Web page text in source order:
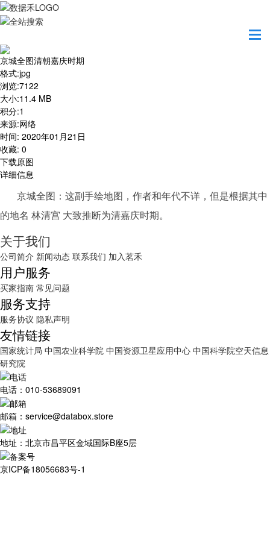
京城全图清朝嘉庆时期
格式:jpg
浏览:7122
大小:11.4 MB
积分:1
来源:网络
时间: 2020年01月21日
收藏: 0
下载原图
详细信息
京城全图：这副手绘地图，作者和年代不详，但是根据其中
的地名 林清宫 大致推断为清嘉庆时期。
关于我们
公司简介 新闻动态 联系我们 加入茗禾
用户服务
买家指南 常见问题
服务支持
服务协议 隐私声明
友情链接
国家统计局 中国农业科学院 中国资源卫星应用中心 中国科学院空天信息
研究院
电话：010-53689091
邮箱：service@databox.store
地址：北京市昌平区金域国际B座5层
京ICP备18056683号-1